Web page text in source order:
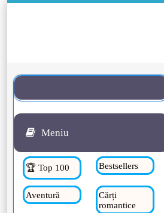
Meniu
🏆 Top 100 Bestsellers
Aventură
Cărți
romantice